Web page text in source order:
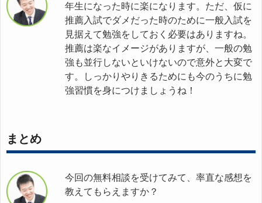
年生になった時に楽になります。ただ、仮に
推薦入試でダメだった時のために一般入試を
見据えて勉強をしておく必要はありますね。
推薦は楽なイメージがありますが、一般の勉
強も並行しないといけないので意外と大変で
す。しっかりやりきるためにも今のうちに勉
強習慣を身につけましょうね！
まとめ
今回の無料相談を受けてみて、率直な感想を
教えてもらえますか？